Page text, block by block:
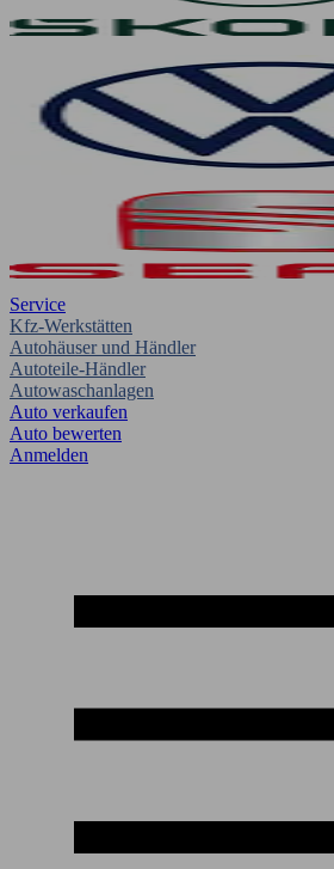
Service
Kfz-Werkstätten
Autohäuser und Händler
Autoteile-Händler
Autowaschanlagen
Auto verkaufen
Auto bewerten
Anmelden